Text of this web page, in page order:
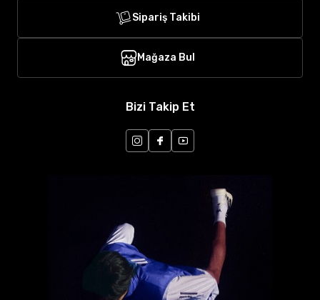
Sipariş Takibi
Mağaza Bul
Bizi Takip Et